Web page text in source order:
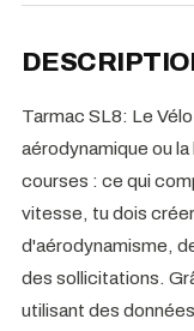
Tarmac SL8: Le
aérodynamique ou
courses : ce qui
vitesse, tu dois
d'aérodynamisme,
des sollicitations.
utilisant des